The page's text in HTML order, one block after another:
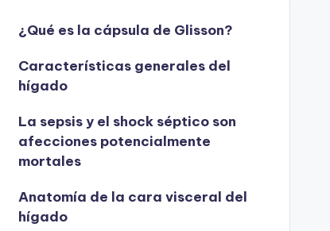
¿Qué es la cápsula de Glisson?
Características generales del
hígado
La sepsis y el shock séptico son
afecciones potencialmente
mortales
Anatomía de la cara visceral del
hígado